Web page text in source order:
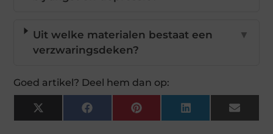
Uit welke materialen bestaat een
verzwaringsdeken?
▼
Goed artikel? Deel hem dan op:
X
(Twitter)
FacebookPinterestLinkedInEmail